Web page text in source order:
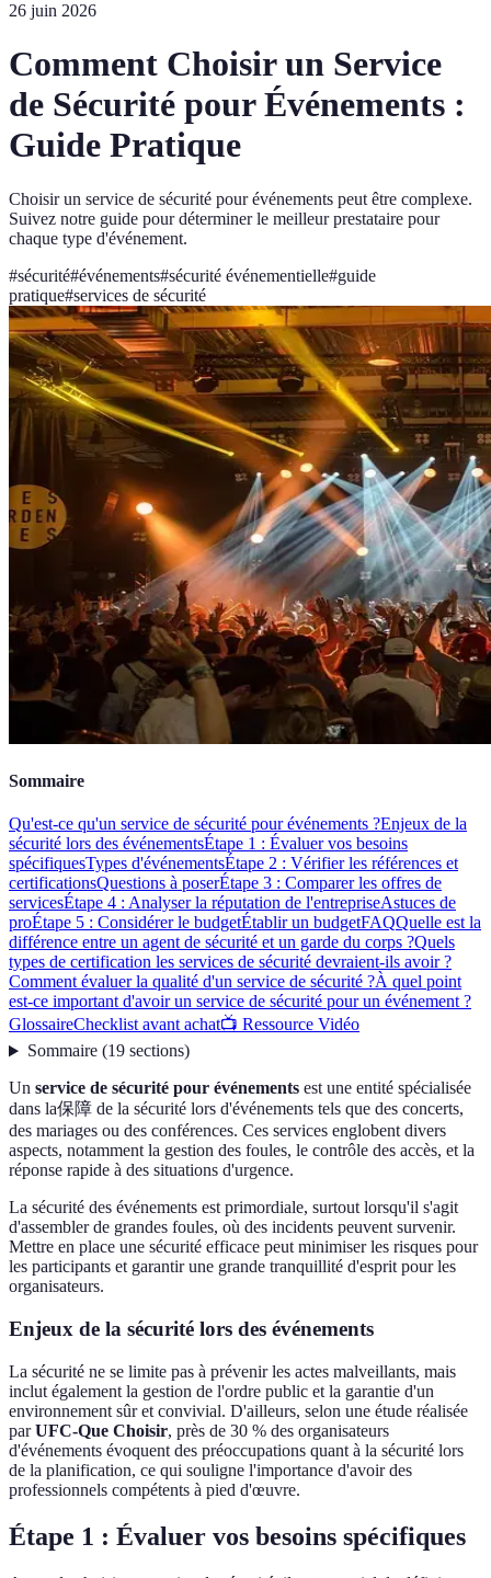
26 juin 2026
Comment Choisir un Service
de Sécurité pour Événements :
Guide Pratique
Choisir un service de sécurité pour événements peut être complexe.
Suivez notre guide pour déterminer le meilleur prestataire pour
chaque type d'événement.
#sécurité#événements#sécurité événementielle#guide
pratique#services de sécurité
Sommaire
Qu'est-ce qu'un service de sécurité pour événements ?Enjeux de la
sécurité lors des événementsÉtape 1 : Évaluer vos besoins
spécifiquesTypes d'événementsÉtape 2 : Vérifier les références et
certificationsQuestions à poserÉtape 3 : Comparer les offres de
servicesÉtape 4 : Analyser la réputation de l'entrepriseAstuces de
proÉtape 5 : Considérer le budgetÉtablir un budgetFAQQuelle est la
différence entre un agent de sécurité et un garde du corps ?Quels
types de certification les services de sécurité devraient-ils avoir ?
Comment évaluer la qualité d'un service de sécurité ?À quel point
est-ce important d'avoir un service de sécurité pour un événement ?
GlossaireChecklist avant achat📺 Ressource Vidéo
Sommaire(19 sections)
Un service de sécurité pour événements est une entité spécialisée
dans la保障 de la sécurité lors d'événements tels que des concerts,
des mariages ou des conférences. Ces services englobent divers
aspects, notamment la gestion des foules, le contrôle des accès, et la
réponse rapide à des situations d'urgence.
La sécurité des événements est primordiale, surtout lorsqu'il s'agit
d'assembler de grandes foules, où des incidents peuvent survenir.
Mettre en place une sécurité efficace peut minimiser les risques pour
les participants et garantir une grande tranquillité d'esprit pour les
organisateurs.
Enjeux de la sécurité lors des événements
La sécurité ne se limite pas à prévenir les actes malveillants, mais
inclut également la gestion de l'ordre public et la garantie d'un
environnement sûr et convivial. D'ailleurs, selon une étude réalisée
parUFC-Que Choisir, près de 30 % des organisateurs
d'événements évoquent des préoccupations quant à la sécurité lors
de la planification, ce qui souligne l'importance d'avoir des
professionnels compétents à pied d'œuvre.
Étape 1 : Évaluer vos besoins spécifiques